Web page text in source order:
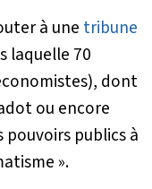
à une tribune
laquelle 70
dont
ou encore
publics à
».